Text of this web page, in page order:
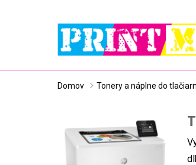
Domov Tonery a náplne do